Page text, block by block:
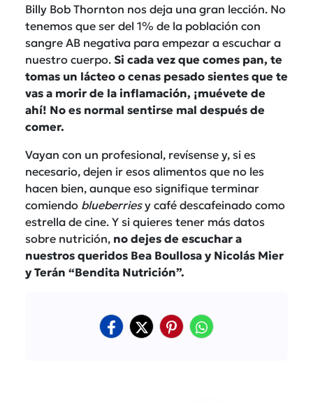
Billy Bob Thornton nos deja una gran lección. No
tenemos que ser del 1% de la población con
sangre AB negativa para empezar a escuchar a
nuestro cuerpo. Si cada vez que comes pan, te
tomas un lácteo o cenas pesado sientes que te
vas a morir de la inflamación, ¡muévete de
ahí! No es normal sentirse mal después de
comer.
Vayan con un profesional, revísense y, si es
necesario, dejen ir esos alimentos que no les
hacen bien, aunque eso signifique terminar
comiendo blueberriesy café descafeinado como
estrella de cine. Y si quieres tener más datos
sobre nutrición, no dejes de escuchar a
nuestros queridos Bea Boullosa y Nicolás Mier
y Terán “Bendita Nutrición”.